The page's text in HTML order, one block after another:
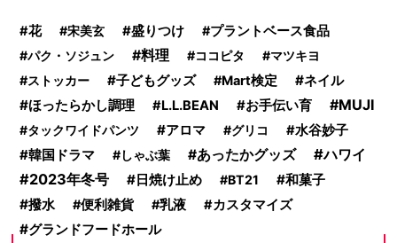
花 宋美玄 盛りつけ プラントベース食品
パク・ソジュン 料理 ココピタ
マツキヨ
ストッカー
子どもグッズ Mart検定
ネイル
ほったらかし調理
L.L.BEAN お手伝い育 MUJI
タックワイドパンツ アロマ グリコ 水谷妙子
韓国ドラマ しゃぶ葉 あったかグッズ
ハワイ
2023年冬号
日焼け止め BT21
和菓子
撥水
便利雑貨 乳液 カスタマイズ
グランドフードホール